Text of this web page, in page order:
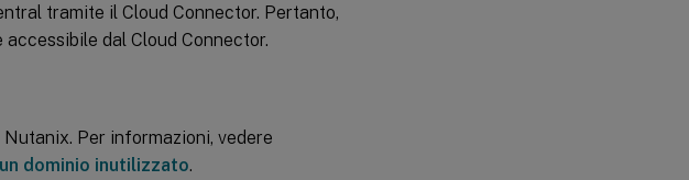
tramite il Cloud Connector. Pertanto,
dal Cloud Connector.
Per informazioni, vedere
dominio inutilizzato.